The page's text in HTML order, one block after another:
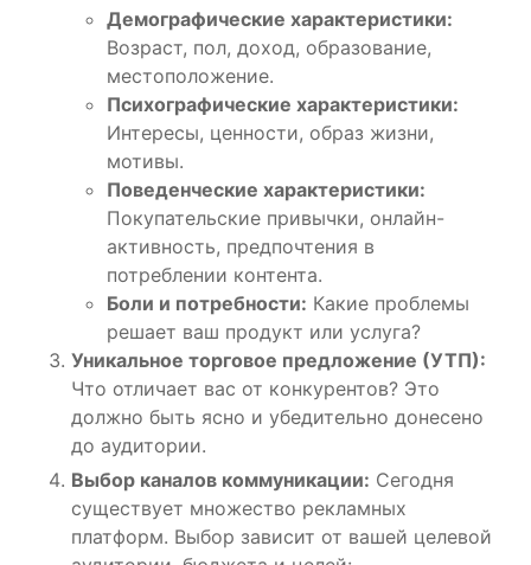
Демографические характеристики:
Возраст, пол, доход, образование,
местоположение.
Психографические характеристики:
Интересы, ценности, образ жизни,
мотивы.
Поведенческие характеристики:
Покупательские привычки, онлайн-
активность, предпочтения в
потреблении контента.
Боли и потребности: Какие проблемы
решает ваш продукт или услуга?
Уникальное торговое предложение (УТП):
Что отличает вас от конкурентов? Это
должно быть ясно и убедительно донесено
до аудитории.
Выбор каналов коммуникации: Сегодня
существует множество рекламных
платформ. Выбор зависит от вашей целевой